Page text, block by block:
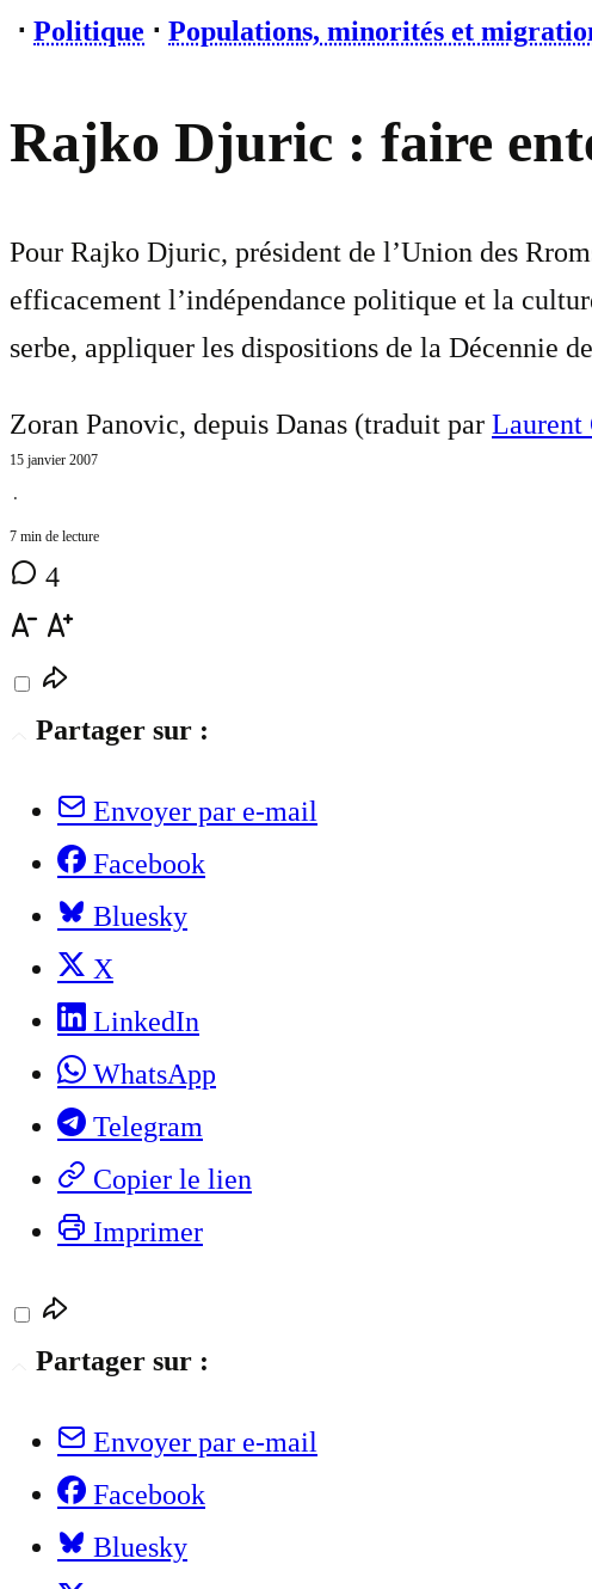
⋅ Politique ⋅ Populations, minorités et
Rajko Djuric : faire
Pour Rajko Djuric, président de l’Union des
efficacement l’indépendance politique et la
serbe, appliquer les dispositions de la Décennie
Zoran Panovic, depuis Danas (traduit par Laurent
15 janvier 2007
⋅
7 min de lecture
4
Partager sur :
Envoyer par e-mail
Facebook
Bluesky
X
LinkedIn
WhatsApp
Telegram
Copier le lien
Imprimer
Partager sur :
Envoyer par e-mail
Facebook
Bluesky